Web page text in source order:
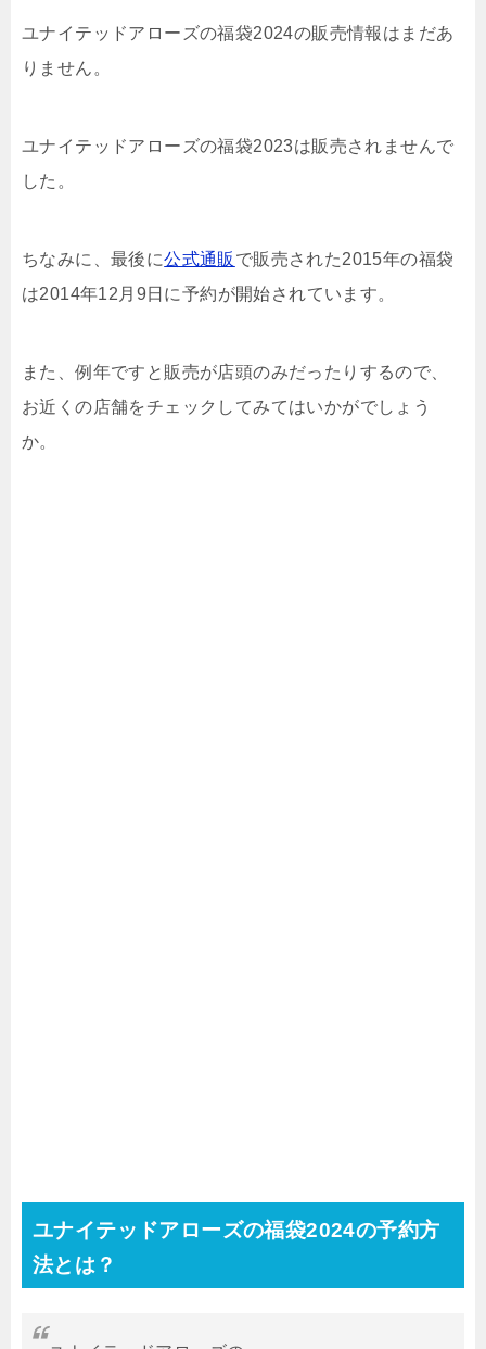
ユナイテッドアローズの福袋2024の販売情報はまだあ
りません。
ユナイテッドアローズの福袋2023は販売されませんで
した。
ちなみに、最後に公式通販 で販売された2015年の福袋
は2014年12月9日に予約が開始されています。
また、例年ですと販売が店頭のみだったりするので、
お近くの店舗をチェックしてみてはいかがでしょう
か。
ユナイテッドアローズの福袋2024の予約方
法とは？